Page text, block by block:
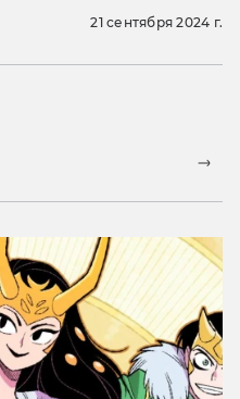
21 сентября 2024 г.